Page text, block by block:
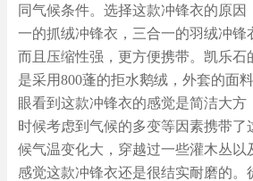
同气候条件。选择这款冲锋衣的原因
一的抓绒冲锋衣，三合一的羽绒冲锋
而且压缩性强，更方便携带。凯乐石
是采用800蓬的拒水鹅绒，外套的面
眼看到这款冲锋衣的感觉是简洁大方
时候考虑到气候的多变等因素携带了
候气温变化大，穿越过一些灌木丛以
感觉这款冲锋衣还是很结实耐磨的。